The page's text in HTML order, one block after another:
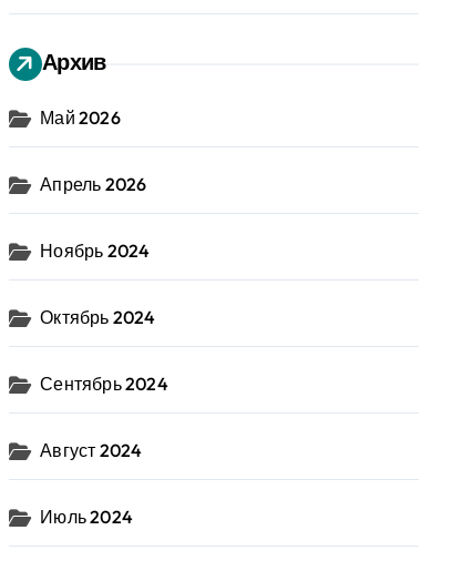
Архив
Май 2026
Апрель 2026
Ноябрь 2024
Октябрь 2024
Сентябрь 2024
Август 2024
Июль 2024